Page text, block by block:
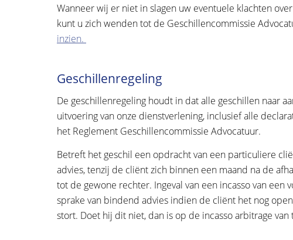
Wanneer wij er niet in slagen uw eventuele klachten
kunt u zich wenden tot de Geschillencommissie
inzien.
Geschillenregeling
De geschillenregeling houdt in dat alle geschillen naar
uitvoering van onze dienstverlening, inclusief alle
het Reglement Geschillencommissie Advocatuur.
Betreft het geschil een opdracht van een particuliere
advies, tenzij de cliënt zich binnen een maand na de
tot de gewone rechter. Ingeval van een incasso van
sprake van bindend advies indien de cliënt het nog
stort. Doet hij dit niet, dan is op de incasso arbitrage van